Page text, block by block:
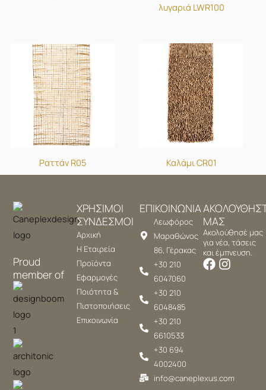
λυγαριά LWR100
Ραττάν R05 Καλάμι CR01
Proud
member of
ΧΡΗΣΙΜΟΙ
ΣΥΝΔΕΣΜΟΙ
Αρχική
Η Εταιρεία
Προϊόντα
Εφαρμογές
Ποιότητα &
Πιστοποιήσεις
Επικοινωνία
ΕΠΙΚΟΙΝΩΝΙΑ
Λεωφόρος
Μαραθώνος
86, Γέρακας
+30 210
6047060
+30 210
6048485
+30 210
6610533
+30 694
4002400
info@caneplexus.com
ΜΑΣ
Ακολούθησέ μας
για νέα, τάσεις
και έμπνευση.